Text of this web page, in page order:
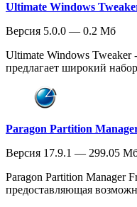
Ultimate Windows
Версия 5.0.0 — 0.2 Мб
Ultimate Windows Tweaker
предлагает широкий
Paragon Partition
Версия 17.9.1 — 299.05
Paragon Partition Manager
предоставляющая